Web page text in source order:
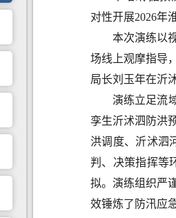
对性开展2026年
本次演练以
场线上观摩指导
局长刘玉年在沂
演练立足流
孪生沂沭泗防洪
洪调度、沂沭泗
判、决策指挥等
拟。演练组织严
效锤炼了防汛应